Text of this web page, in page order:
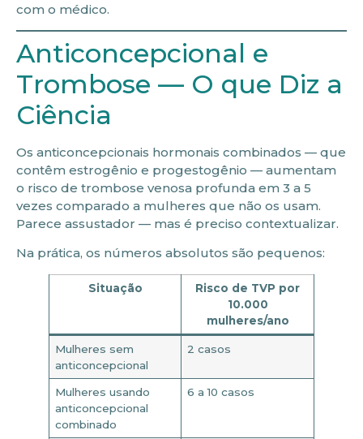
com o médico.
Anticoncepcional e
Trombose — O que Diz a
Ciência
Os anticoncepcionais hormonais combinados — que
contêm estrogênio e progestogênio — aumentam
o risco de trombose venosa profunda em 3 a 5
vezes comparado a mulheres que não os usam.
Parece assustador — mas é preciso contextualizar.
Na prática, os números absolutos são pequenos:
Situação
Risco de TVP por
10.000
mulheres/ano
Mulheres sem
anticoncepcional
2 casos
Mulheres usando
anticoncepcional
combinado
6 a 10 casos